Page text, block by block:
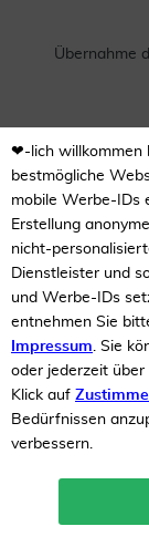
10%
mehr
Übernahme
Gründung der
❤-lich willkommen
bestmögliche
mobile Werbe-IDs
Erstellung
nicht-
Dienstleister und
und Werbe-IDs
entnehmen Sie
Impressum. Sie
oder jederzeit über
Klick auf
Bedürfnissen
verbessern.